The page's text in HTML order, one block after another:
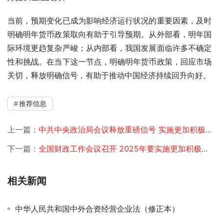
当前，预期变化已成为影响经济运行状况的重要因素，及时
明确明年货币政策取向有助于引导预期。从外部看，明年国
际环境更趋复杂严峻；从内部看，我国发展面临许多不确定
性和挑战。在当下这一节点，明确明年货币政策，回应市场
关切，释放明确信号，有助于推动中国经济持续回升向好。
推荐信息
上一篇： 中共中央政治局会议释放重磅信号 实施更加积极有为的宏观政策
下一篇： 全国财政工作会议召开 2025年要实施更加积极的财政政策
相关新闻
中华人民共和国中外合资经营企业法（修正本）